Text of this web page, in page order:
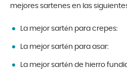
mejores sartenes en las
La mejor sartén para crepes:
La mejor sartén para asar:
La mejor sartén de hierro